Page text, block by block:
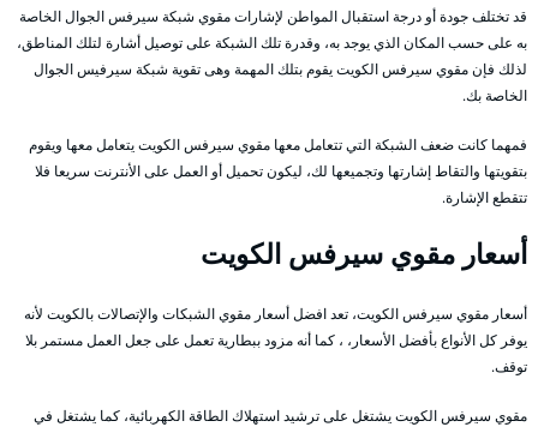
قد تختلف جودة أو درجة استقبال المواطن لإشارات مقوي شبكة سيرفس الجوال الخاصة
به على حسب المكان الذي يوجد به، وقدرة تلك الشبكة على توصيل أشارة لتلك المناطق،
لذلك فإن مقوي سيرفس الكويت يقوم بتلك المهمة وهى تقوية شبكة سيرفيس الجوال
الخاصة بك.
فمهما كانت ضعف الشبكة التي تتعامل معها مقوي سيرفس الكويت يتعامل معها ويقوم
بتقويتها والتقاط إشارتها وتجميعها لك، ليكون تحميل أو العمل على الأنترنت سريعا فلا
تتقطع الإشارة.
أسعار مقوي سيرفس الكويت
أسعار مقوي سيرفس الكويت، تعد افضل أسعار مقوي الشبكات والإتصالات بالكويت لأنه
يوفر كل الأنواع بأفضل الأسعار، ، كما أنه مزود ببطارية تعمل على جعل العمل مستمر بلا
توقف.
مقوي سيرفس الكويت يشتغل على ترشيد استهلاك الطاقة الكهربائية، كما يشتغل في